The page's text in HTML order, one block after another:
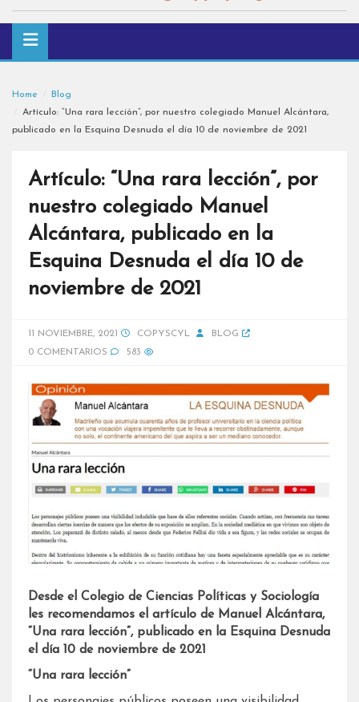
Home
Blog
Artículo: “Una rara lección”, por nuestro colegiado Manuel Alcántara,
publicado en la Esquina Desnuda el día 10 de noviembre de 2021
Artículo: “Una rara lección”, por
nuestro colegiado Manuel
Alcántara, publicado en la
Esquina Desnuda el día 10 de
noviembre de 2021
11 NOVIEMBRE, 2021 COPYSCYL
BLOG
0 COMENTARIOS
583
Desde el Colegio de Ciencias Políticas y Sociología
les recomendamos el artículo de Manuel Alcántara,
“Una rara lección”, publicado en la Esquina Desnuda
el día 10 de noviembre de 2021
“Una rara lección”